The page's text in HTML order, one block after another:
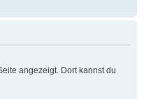
angezeigt. Dort kannst du